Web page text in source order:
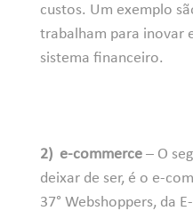
custos. Um exemplo
trabalham para inovar
sistema financeiro.
2) e-commerce– O
deixar de ser, é o e-
37° Webshoppers, da